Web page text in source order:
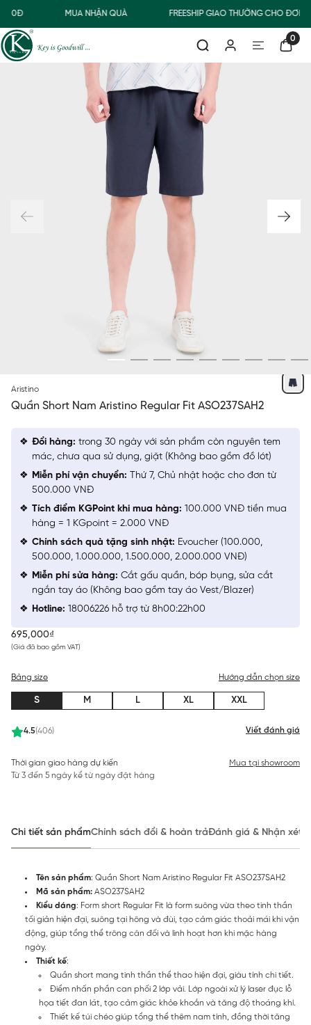
MUA NHẬN QUÀ FREESHIP GIAO THƯỜNG CHO ĐƠN
0
Aristino
Quần Short Nam Aristino Regular Fit ASO237SAH2
695,000₫
(Giá đã bao gồm VAT)
4.5(406) Viết đánh giá
Bảng size Hướng dẫn chọn size
S M L XL XXL
Thời gian giao hàng dự kiến
Từ 3 đến 5 ngày kể từ ngày đặt hàng
Mua tại showroom
Đổi hàng: trong 30 ngày với sản phẩm còn nguyên tem
mác, chưa qua sử dụng, giặt (Không bao gồm đồ lót)
Miễn phí vận chuyển: Thứ 7, Chủ nhật hoặc cho đơn từ
500.000 VNĐ
Tích điểm KGPoint khi mua hàng: 100.000 VNĐ tiền mua
hàng = 1 KGpoint = 2.000 VNĐ
Chính sách quà tặng sinh nhật: Evoucher (100.000,
500.000, 1.000.000, 1.500.000, 2.000.000 VNĐ)
Miễn phí sửa hàng: Cắt gấu quần, bóp bụng, sửa cắt
ngắn tay áo (Không bao gồm tay áo Vest/Blazer)
Hotline: 18006226 hỗ trợ từ 8h00:22h00
Chi tiết sản phẩmChính sách đổi & hoàn trảĐánh giá & Nhận xét
Tên sản phẩm: Quần Short Nam Aristino Regular Fit ASO237SAH2
Mã sản phẩm: ASO237SAH2
Kiểu dáng: Form short Regular Fit là form suông vừa theo tinh thần
tối giản hiện đại, suông tại hông và đùi, tạo cảm giác thoải mái khi vận
động, giúp tổng thể trông cân đối và linh hoạt hơn khi mặc hàng
ngày.
Thiết kế:
Quần short mang tinh thần thể thao hiện đại, giàu tính chi tiết.
Điểm nhấn phần can phối 2 lớp vải. Lớp ngoài xử lý laser đục lỗ
họa tiết đan lát, tạo cảm giác khỏe khoắn và tăng độ thoáng khí.
Thiết kế túi chéo giúp tổng thể thêm nam tính, đồng thời tăng